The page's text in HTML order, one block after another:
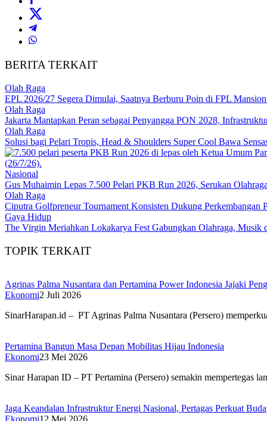
BERITA TERKAIT
Olah Raga
EPL 2026/27 Segera Dimulai, Saatnya Berburu Poin di FPL
Olah Raga
Jakarta Mantapkan Peran sebagai Penyangga PON 2028,
Olah Raga
Solusi bagi Pelari Tropis, Head & Shoulders Super Cool Bawa
Nasional
Gus Muhaimin Lepas 7.500 Pelari PKB Run 2026, Serukan
Olah Raga
Ciputra Golfpreneur Tournament Konsisten Dukung Perkembangan
Gaya Hidup
The Virgin Meriahkan Lokakarya Fest Gabungkan Olahraga,
TOPIK TERKAIT
Agrinas Palma Nusantara dan Pertamina Power Indonesia Jajaki
Ekonomi2 Juli 2026
SinarHarapan.id – PT Agrinas Palma Nusantara (Persero)
Pertamina Bangun Masa Depan Mobilitas Hijau Indonesia
Ekonomi23 Mei 2026
Sinar Harapan ID – PT Pertamina (Persero) semakin mempertegas
Jaga Keandalan Infrastruktur Energi Nasional, Pertagas Perkuat